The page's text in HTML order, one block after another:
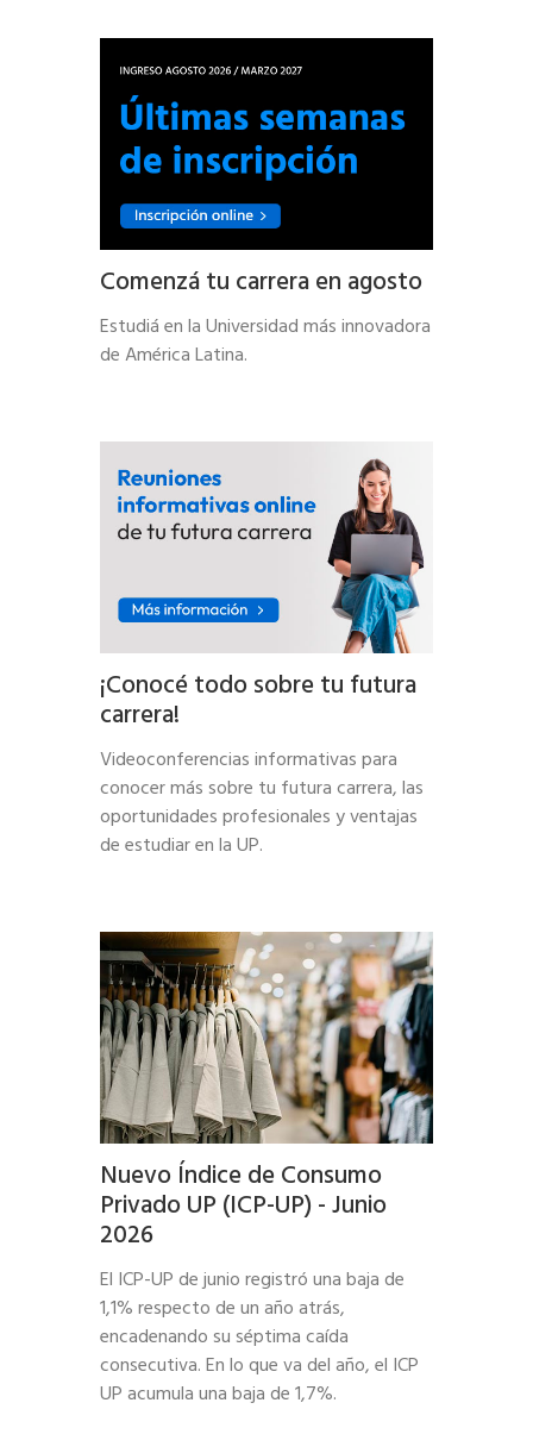
Comenzá tu carrera en agosto
Estudiá en la Universidad más innovadora
de América Latina.
¡Conocé todo sobre tu futura
carrera!
Videoconferencias informativas para
conocer más sobre tu futura carrera, las
oportunidades profesionales y ventajas
de estudiar en la UP.
Nuevo Índice de Consumo
Privado UP (ICP-UP) - Junio
2026
El ICP-UP de junio registró una baja de
1,1% respecto de un año atrás,
encadenando su séptima caída
consecutiva. En lo que va del año, el ICP
UP acumula una baja de 1,7%.